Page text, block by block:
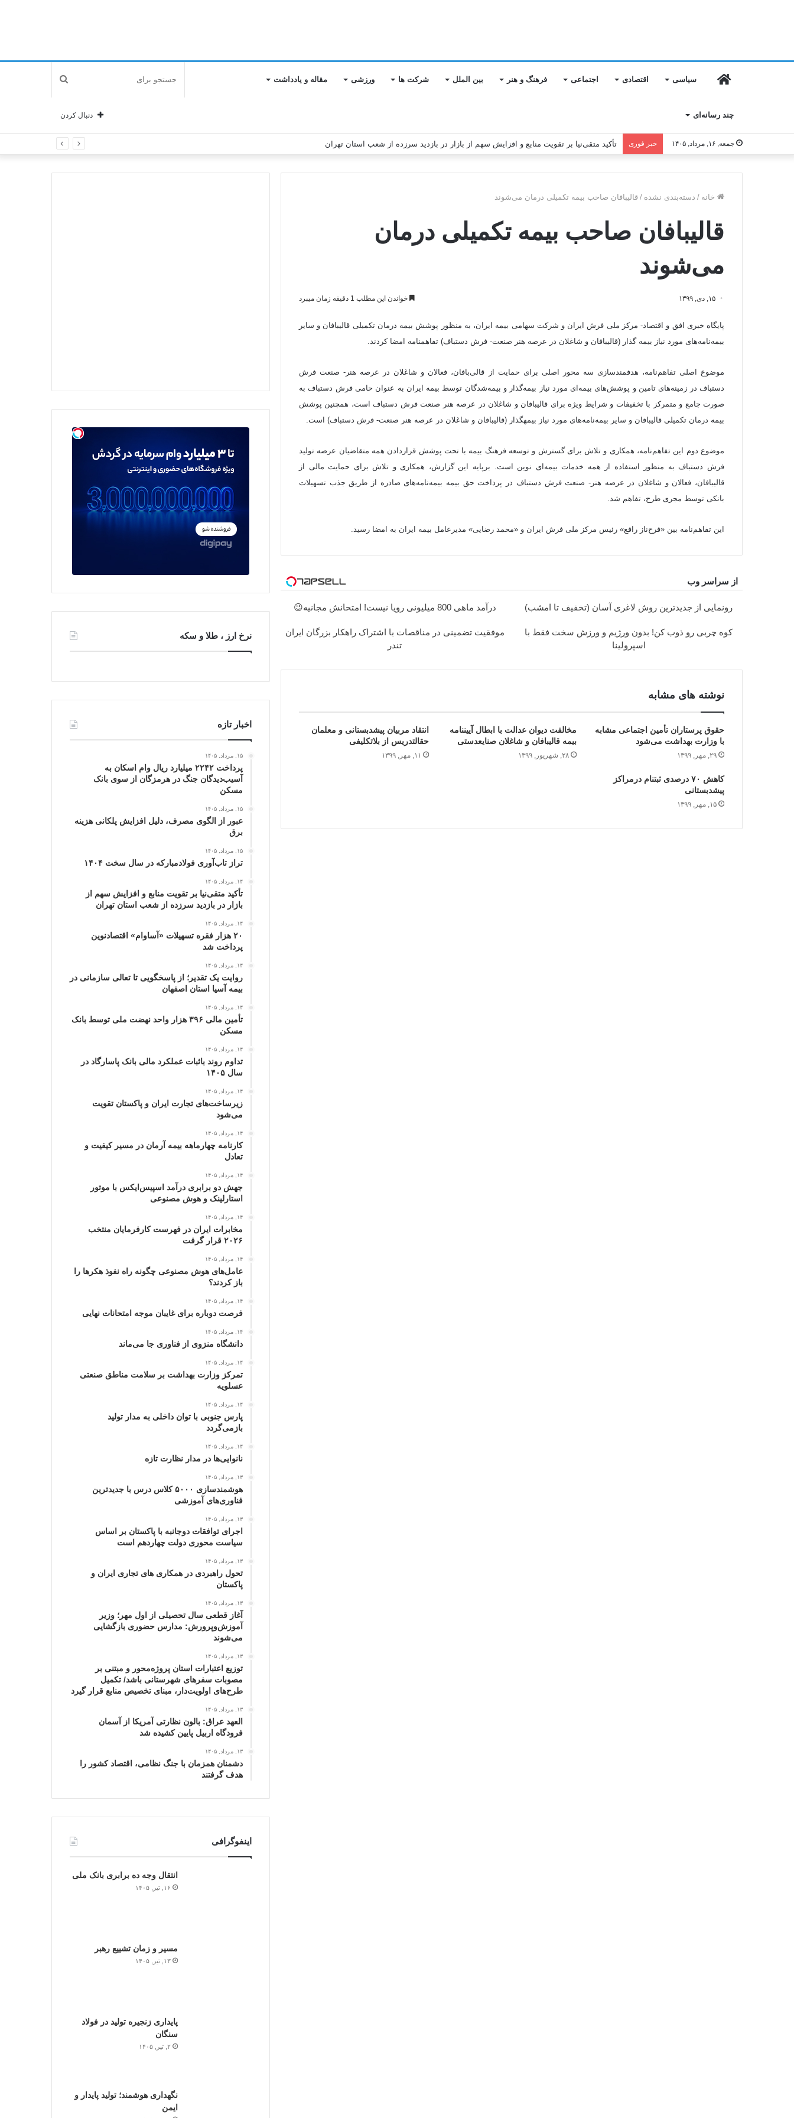
سیاسی اقتصادی اجتماعی فرهنگ و هنر بین الملل شرکت ها ورزشی مقاله و یادداشت
چند رسانه‌ای دنبال کردن
جمعه, ۱۶, مرداد, ۱۴۰۵ خبر فوری تأکید متقی‌نیا بر تقویت منابع و افزایش سهم از بازار در بازدید سرزده از شعب استان تهران
خانه / دسته‌بندی نشده / قالیبافان صاحب بیمه تکمیلی درمان می‌شوند
قالیبافان صاحب بیمه تکمیلی درمان
می‌شوند
۱۵, دی, ۱۳۹۹ خواندن این مطلب 1 دقیقه زمان میبرد
پایگاه خبری افق و اقتصاد- مرکز ملی فرش ایران و شرکت سهامی بیمه ایران، به منظور پوشش بیمه درمان تکمیلی قالیبافان و سایر
بیمه‌نامه‌های مورد نیاز بیمه گذار (قالیبافان و شاغلان در عرصه هنر صنعت- فرش دستباف) تفاهم‎نامه امضا کردند.
موضوع اصلی تفاهم‌نامه، هدفمندسازی سه محور اصلی برای حمایت از قالی‌بافان، فعالان و شاغلان در عرصه هنر- صنعت فرش
دستباف در زمینه‌های تامین و پوشش‌های بیمه‌ای مورد نیاز بیمه‌گذار و بیمه‌شدگان توسط بیمه ایران به عنوان حامی فرش دستباف به
صورت جامع و متمرکز با تخفیفات و شرایط ویژه برای قالیبافان و شاغلان در عرصه هنر صنعت فرش دستباف است، همچنین پوشش
بیمه درمان تکمیلی قالیبافان و سایر بیمه‌نامه‌های مورد نیاز بیمه‎گذار (قالیبافان و شاغلان در عرصه هنر صنعت- فرش دستباف) است.
موضوع دوم این تفاهم‌نامه، همکاری و تلاش برای گسترش و توسعه فرهنگ بیمه با تحت پوشش قراردادن همه متقاضیان عرصه تولید
فرش دستباف به منظور استفاده از همه خدمات بیمه‌ای نوین است. برپایه این گزارش، همکاری و تلاش برای حمایت مالی از
قالیبافان، فعالان و شاغلان در عرصه هنر- صنعت فرش دستباف در پرداخت حق بیمه بیمه‌نامه‌های صادره از طریق جذب تسهیلات
بانکی توسط مجری طرح، تفاهم شد.
این تفاهم‌نامه بین «فرح‌ناز رافع» رئیس مرکز ملی فرش ایران و «محمد رضایی» مدیرعامل بیمه ایران به امضا رسید.
از سراسر وب
رونمایی از جدیدترین روش لاغری آسان (تخفیف تا امشب) درآمد ماهی 800 میلیونی رویا نیست! امتحانش مجانیه😉
کوه چربی رو ذوب کن! بدون ورژیم و ورزش سخت فقط با
اسپرولینا
موفقیت تضمینی در مناقصات با اشتراک راهکار بزرگان ایران
تندر
نوشته های مشابه
حقوق پرستاران تأمین اجتماعی مشابه
با وزارت بهداشت می‌شود
۲۹, مهر, ۱۳۹۹
مخالفت دیوان عدالت با ابطال آیین‎نامه
بیمه قالیبافان و شاغلان صنایع‎دستی
۲۸, شهریور, ۱۳۹۹
انتقاد مربیان پیش‎دبستانی و معلمان
حق‎التدریس از بلاتکلیفی
۱۱, مهر, ۱۳۹۹
کاهش ۷۰ درصدی ثبت‎نام درمراکز
پیش‎دبستانی
۱۵, مهر, ۱۳۹۹
نرخ ارز ، طلا و سکه
اخبار تازه
۱۵, مرداد, ۱۴۰۵
پرداخت ۲۲۴۲ میلیارد ریال وام اسکان به
آسیب‌دیدگان جنگ در هرمزگان از سوی بانک
مسکن
۱۵, مرداد, ۱۴۰۵
عبور از الگوی مصرف، دلیل افزایش پلکانی هزینه
برق
۱۵, مرداد, ۱۴۰۵
تراز تاب‌آوری فولادمبارکه در سال سخت ۱۴۰۴
۱۴, مرداد, ۱۴۰۵
تأکید متقی‌نیا بر تقویت منابع و افزایش سهم از
بازار در بازدید سرزده از شعب استان تهران
۱۴, مرداد, ۱۴۰۵
۲۰ هزار فقره تسهیلات «آساوام» اقتصادنوین
پرداخت شد
۱۴, مرداد, ۱۴۰۵
روایت یک تقدیر؛ از پاسخگویی تا تعالی سازمانی در
بیمه آسیا استان اصفهان
۱۴, مرداد, ۱۴۰۵
تأمین مالی ۳۹۶ هزار واحد نهضت ملی توسط بانک
مسکن
۱۴, مرداد, ۱۴۰۵
تداوم روند باثبات عملکرد مالی بانک پاسارگاد در
سال ۱۴۰۵
۱۴, مرداد, ۱۴۰۵
زیرساخت‌های تجارت ایران و پاکستان تقویت
می‌شود
۱۴, مرداد, ۱۴۰۵
کارنامه چهارماهه بیمه آرمان در مسیر کیفیت و
تعادل
۱۴, مرداد, ۱۴۰۵
جهش دو برابری درآمد اسپیس‌ایکس با موتور
استارلینک و هوش مصنوعی
۱۴, مرداد, ۱۴۰۵
مخابرات ایران در فهرست کارفرمایان منتخب
۲۰۲۶ قرار گرفت
۱۴, مرداد, ۱۴۰۵
عامل‌های هوش مصنوعی چگونه راه نفوذ هکرها را
باز کردند؟
۱۴, مرداد, ۱۴۰۵
فرصت دوباره برای غایبان موجه امتحانات نهایی
۱۴, مرداد, ۱۴۰۵
دانشگاه منزوی از فناوری جا می‌ماند
۱۴, مرداد, ۱۴۰۵
تمرکز وزارت بهداشت بر سلامت مناطق صنعتی
عسلویه
۱۴, مرداد, ۱۴۰۵
پارس جنوبی با توان داخلی به مدار تولید
بازمی‌گردد
۱۴, مرداد, ۱۴۰۵
نانوایی‌ها در مدار نظارت تازه
۱۳, مرداد, ۱۴۰۵
هوشمندسازی ۵۰۰۰ کلاس درس با جدیدترین
فناوری‌های آموزشی
۱۳, مرداد, ۱۴۰۵
اجرای توافقات دوجانبه با پاکستان بر اساس
سیاست محوری دولت چهاردهم است
۱۳, مرداد, ۱۴۰۵
تحول راهبردی در همکاری های تجاری ایران و
پاکستان
۱۳, مرداد, ۱۴۰۵
آغاز قطعی سال تحصیلی از اول مهر؛ وزیر
آموزش‌وپرورش: مدارس حضوری بازگشایی
می‌شوند
۱۳, مرداد, ۱۴۰۵
توزیع اعتبارات استان پروژه‌محور و مبتنی بر
مصوبات سفرهای شهرستانی باشد/ تکمیل
طرح‌های اولویت‌دار، مبنای تخصیص منابع قرار گیرد
۱۳, مرداد, ۱۴۰۵
العهد عراق: بالون نظارتی آمریکا از آسمان
فرودگاه اربیل پایین کشیده شد
۱۳, مرداد, ۱۴۰۵
دشمنان همزمان با جنگ نظامی، اقتصاد کشور را
هدف گرفتند
اینفوگرافی
انتقال وجه ده برابری بانک ملی
۱۶, تیر, ۱۴۰۵
مسیر و زمان تشییع رهبر
۱۳, تیر, ۱۴۰۵
پایداری زنجیره تولید در فولاد
سنگان
۲, تیر, ۱۴۰۵
نگهداری هوشمند؛ تولید پایدار و
ایمن